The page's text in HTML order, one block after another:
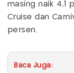
masing naik 4,1
Cruise dan
persen.
Baca Juga: